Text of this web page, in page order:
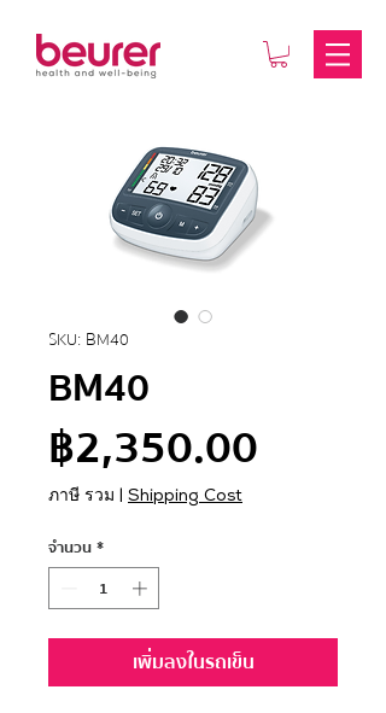
SKU: BM40
BM40
฿2,350.00
ภาษี รวม Shipping Cost
จำนวน *
เพิ่มลงในรถเข็น